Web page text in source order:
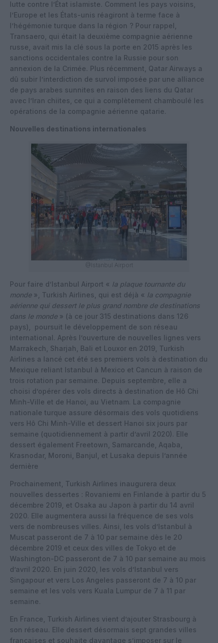
lutte contre l’État islamiste. Comment les pays voisins,
l’Europe et les États-unis réagiront à terme face à
l’hégémonie turque dans la région ? Pour rappel,
Transaero, qui était la deuxième compagnie aérienne
russe, avait mis la clé sous la porte en 2015 après les
sanctions occidentales contre la Russie pour son
annexion de la Crimée. Plus récemment, Qatar Airways a
dû subir l’interdiction de survol imposée par une alliance
de pays arabes sunnites en raison des liens du Qatar
avec l’Iran chiites, ce qui a complètement chamboulé les
opérations de la compagnie aérienne qatarie.
Nouvelles destinations internationales
@Istanbul Airport
Pour faire d’Istanbul Airport « la plaque tournante du
monde », Turkish Airlines, qui est déjà « la compagnie
aérienne qui dessert le plus grand nombre de destinations
dans le monde » (à ce jour 315 destinations dans 126
pays), poursuit le développement de son réseau
international. Après l’ouverture de nouvelles lignes vers
Marrakech, Sharjah, Bali et Louxor en 2019, Turkish
Airlines a lancé cet été ses premiers vols à destination du
Mexique reliant Istanbul à Mexico et Cancun à raison de
trois rotation par semaine. Depuis septembre, elle a
choisi d’opérer des vols directs à destination de Hô Chi
Minh-Ville et de Hanoi, au Vietnam. La compagnie
nationale turque assure désormais des vols quotidiens
vers Hô Chi Minh-Ville et dessert Hanoi six jours par
semaine (quotidiennement à partir d’avril 2020). Elle
dessert également Freetown, Samarcande, Aqaba,
Krasnodar, Moroni, Banjul, et Lusaka depuis l’année
dernière
Prochainement, Turkish Airlines inaugurera deux
nouvelles dessertes : Rovaniemi en Finlande à partir du 5
décembre 2019, et Osaka au Japon à partir du 14 avril
2020. Elle augmentera aussi la fréquence de ses vols
vers de nombreuses villes. Ainsi, les vols d’Istanbul à
Muscat passeront de 7 à 10 par semaine dès le 20
décembre 2019 et ceux des villes de Tokyo et de
Washington-DC passeront de 7 à 10 par semaine au mois
d’avril 2020. En juin 2020, les vols d’Istanbul vers
Singapour et vers Los Angeles passeront de 7 à 10 par
semaine et les vols vers Kuala Lumpur de 7 à 11 par
semaine.
En France, Turkish Airlines vient d’ajouter Strasbourg à
son réseau. Elle dessert désormais sept grandes villes
françaises et souhaite davantage s’imposer sur le